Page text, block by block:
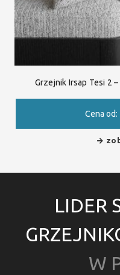
Grzejnik Irsap Tesi 2
Cena od:
LIDER
W